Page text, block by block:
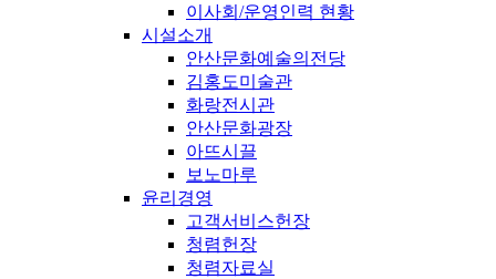
이사회/운영인력 현황
시설소개
안산문화예술의전당
김홍도미술관
화랑전시관
안산문화광장
아뜨시끌
보노마루
윤리경영
고객서비스헌장
청렴헌장
청렴자료실